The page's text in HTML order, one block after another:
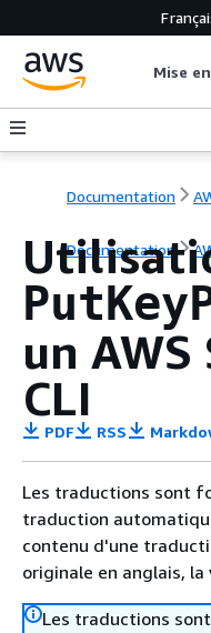
Mise
Documentation
Documentation
un AWS
CLI
PDF RSS
Les traductions sont
traduction
contenu d'une
originale en anglais,
Les traductions